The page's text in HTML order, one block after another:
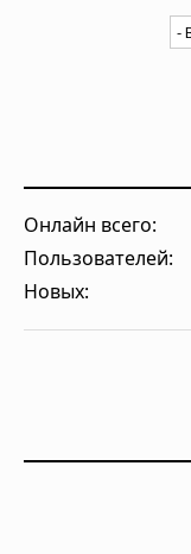
Онлайн всего:
Пользователей:
Новых: